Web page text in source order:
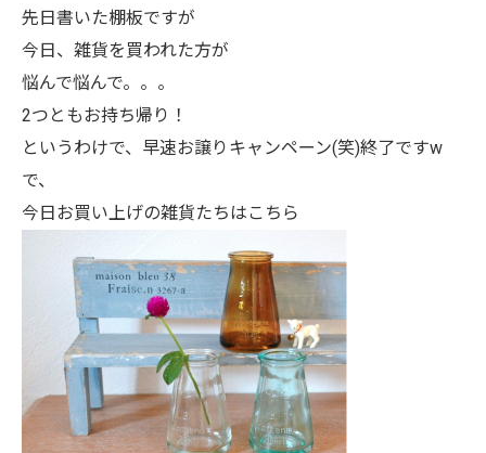
先日書いた棚板ですが
今日、雑貨を買われた方が
悩んで悩んで。。。
2つともお持ち帰り！
というわけで、早速お譲りキャンペーン(笑)終了ですw
で、
今日お買い上げの雑貨たちはこちら